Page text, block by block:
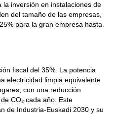
la inversión en instalaciones de
del tamaño de las empresas,
para la gran empresa hasta
fiscal del 35%. La potencia
electricidad limpia equivalente
con una reducción
CO₂ cada año. Este
de Industria-Euskadi 2030 y su